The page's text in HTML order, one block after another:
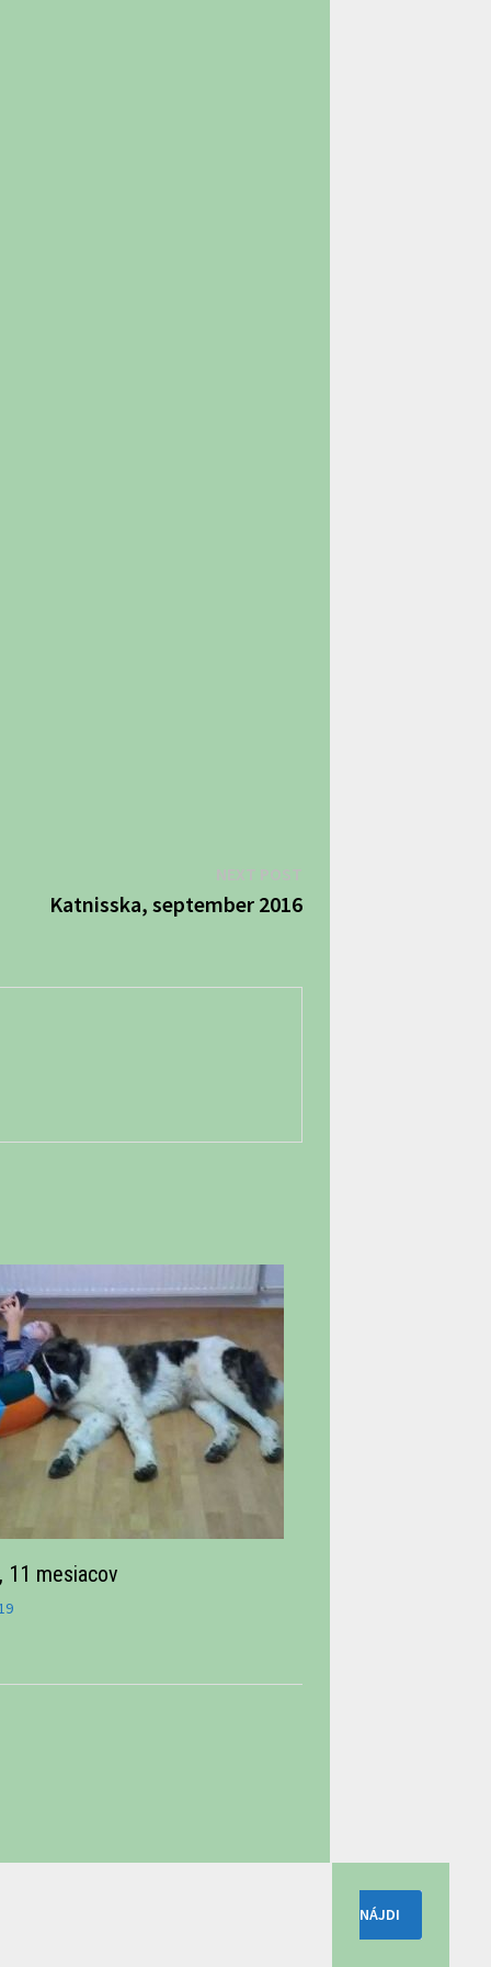
post:
Katnisska, september 2016
11 mesiacov
Hľadať: